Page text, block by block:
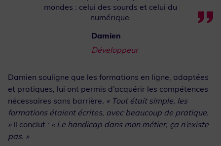
mondes : celui des sourds et celui du
numérique.
Damien
Développeur
Damien souligne que les formations en ligne, adaptées
et pratiques, lui ont permis d’acquérir les compétences
nécessaires sans barrière. « Tout était simple, les
formations étaient écrites, avec beaucoup de pratique.
» Il conclut : « Le handicap dans mon métier, ça n’existe
pas. »